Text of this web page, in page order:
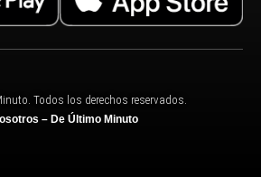
Todos los derechos reservados.
– De Último Minuto